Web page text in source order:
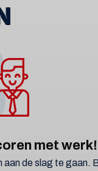
met werk!
aan de slag te gaan.